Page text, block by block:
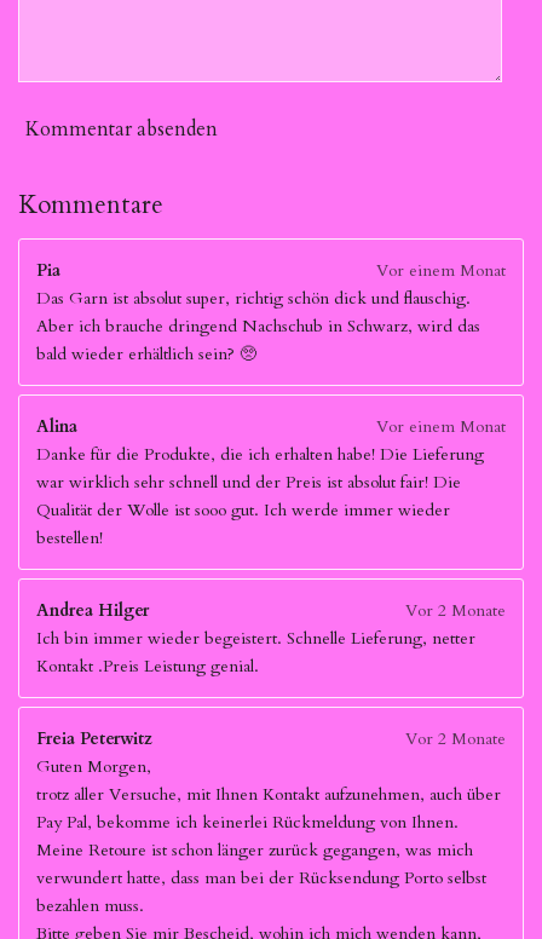
Kommentar absenden
Kommentare
Pia
Vor einem Monat
Das Garn ist absolut super, richtig schön dick und flauschig.
Aber ich brauche dringend Nachschub in Schwarz, wird das
bald wieder erhältlich sein? 🥺
Alina
Vor einem Monat
Danke für die Produkte, die ich erhalten habe! Die Lieferung
war wirklich sehr schnell und der Preis ist absolut fair! Die
Qualität der Wolle ist sooo gut. Ich werde immer wieder
bestellen!
Andrea Hilger
Vor 2 Monate
Ich bin immer wieder begeistert. Schnelle Lieferung, netter
Kontakt .Preis Leistung genial.
Freia Peterwitz
Vor 2 Monate
Guten Morgen,
trotz aller Versuche, mit Ihnen Kontakt aufzunehmen, auch über
Pay Pal, bekomme ich keinerlei Rückmeldung von Ihnen.
Meine Retoure ist schon länger zurück gegangen, was mich
verwundert hatte, dass man bei der Rücksendung Porto selbst
bezahlen muss.
Bitte geben Sie mir Bescheid, wohin ich mich wenden kann,